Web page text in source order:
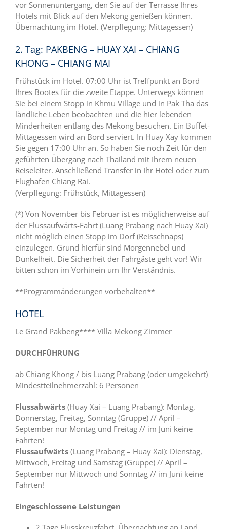
vor Sonnenuntergang, den Sie auf der Terrasse Ihres
Hotels mit Blick auf den Mekong genießen können.
Übernachtung im Hotel. (Verpflegung: Mittagessen)
2. Tag: PAKBENG – HUAY XAI – CHIANG
KHONG – CHIANG MAI
Frühstück im Hotel. 07:00 Uhr ist Treffpunkt an Bord
Ihres Bootes für die zweite Etappe. Unterwegs können
Sie bei einem Stopp in Khmu Village und in Pak Tha das
ländliche Leben beobachten und die hier lebenden
Minderheiten entlang des Mekong besuchen. Ein Buffet-
Mittagessen wird an Bord serviert. In Huay Xay kommen
Sie gegen 17:00 Uhr an. So haben Sie noch Zeit für den
geführten Übergang nach Thailand mit Ihrem neuen
Reiseleiter. Anschließend Transfer in Ihr Hotel oder zum
Flughafen Chiang Rai.
(Verpflegung: Frühstück, Mittagessen)
(*) Von November bis Februar ist es möglicherweise auf
der Flussaufwärts-Fahrt (Luang Prabang nach Huay Xai)
nicht möglich einen Stopp im Dorf (Reisschnaps)
einzulegen. Grund hierfür sind Morgennebel und
Dunkelheit. Die Sicherheit der Fahrgäste geht vor! Wir
bitten schon im Vorhinein um Ihr Verständnis.
**Programmänderungen vorbehalten**
HOTEL
Le Grand Pakbeng**** Villa Mekong Zimmer
DURCHFÜHRUNG
ab Chiang Khong / bis Luang Prabang (oder umgekehrt)
Mindestteilnehmerzahl: 6 Personen
Flussabwärts (Huay Xai – Luang Prabang): Montag,
Donnerstag, Freitag, Sonntag (Gruppe) // April –
September nur Montag und Freitag // im Juni keine
Fahrten!
Flussaufwärts (Luang Prabang – Huay Xai): Dienstag,
Mittwoch, Freitag und Samstag (Gruppe) // April –
September nur Mittwoch und Sonntag // im Juni keine
Fahrten!
Eingeschlossene Leistungen